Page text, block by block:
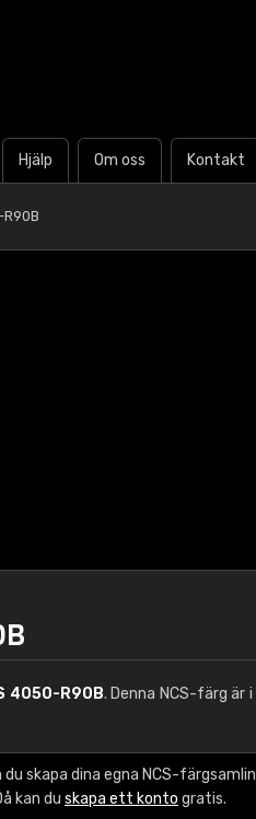
Hjälp Om oss Kontakt
4050-R90B. Denna NCS-färg är
du skapa dina egna NCS-
kan du skapa ett konto gratis.